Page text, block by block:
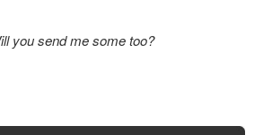
you send me some too?